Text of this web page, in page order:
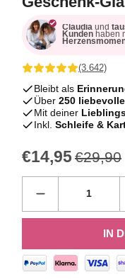
Claudia und
Kunden haben
(3.642)
Bleibt als
Über 250
Mit deiner
Inkl. Schleife &
€14,95€29,90
IN